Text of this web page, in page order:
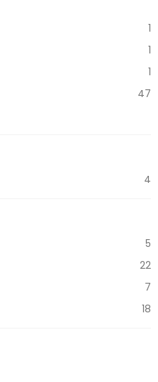
1
1
1
47
4
5
22
7
18